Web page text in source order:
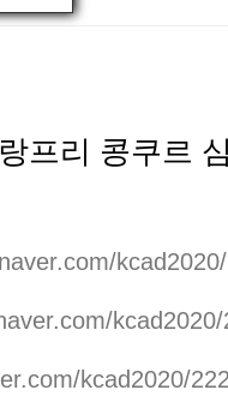
프리 콩쿠르
kcad2020/